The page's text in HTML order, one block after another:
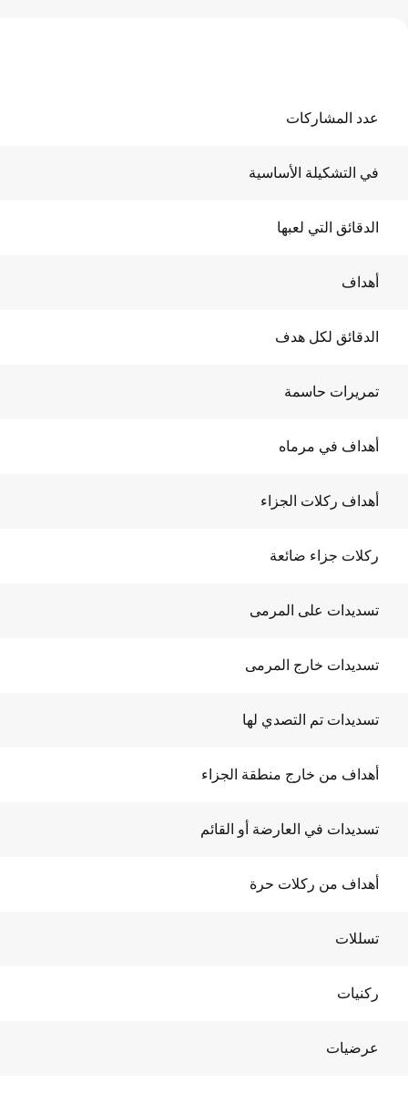
عدد المشاركات
في التشكيلة الأساسية
الدقائق التي لعبها
أهداف
الدقائق لكل هدف
تمريرات حاسمة
أهداف في مرماه
أهداف ركلات الجزاء
ركلات جزاء ضائعة
تسديدات على المرمى
تسديدات خارج المرمى
تسديدات تم التصدي لها
أهداف من خارج منطقة الجزاء
تسديدات في العارضة أو القائم
أهداف من ركلات حرة
تسللات
ركنيات
عرضيات